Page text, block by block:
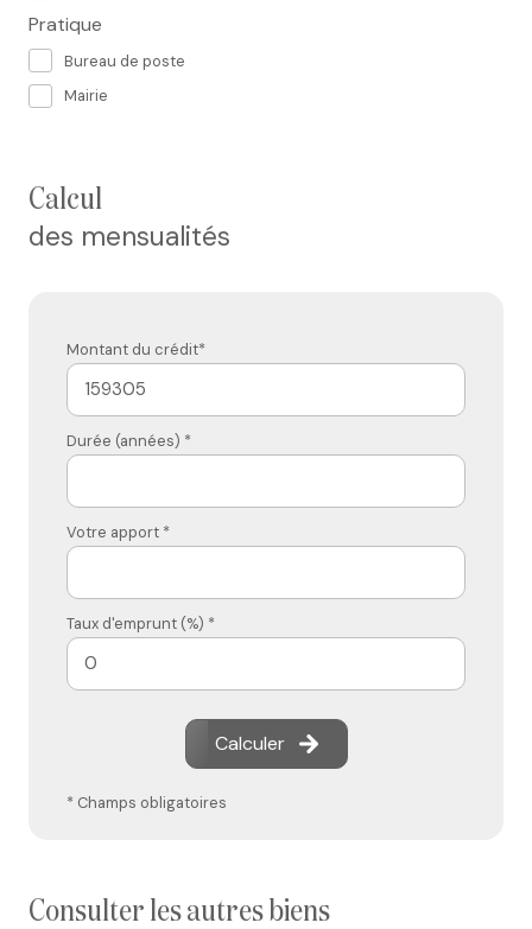
Pratique
Bureau de poste
Mairie
calcul
des mensualités
Montant du crédit*
Durée (années) *
Votre apport *
Taux d'emprunt (%) *
Calculer
* Champs obligatoires
consulter les autres biens